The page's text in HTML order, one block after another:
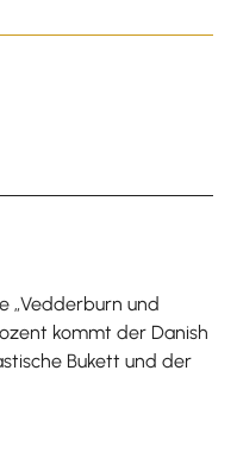
„Vedderburn und
kommt der Danish
Bukett und der